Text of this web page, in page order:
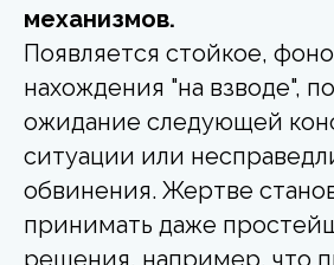
механизмов.
Появляется стойкое,
нахождения "на взводе",
ожидание следующей
ситуации или
обвинения. Жертве
принимать даже
решения, например, что